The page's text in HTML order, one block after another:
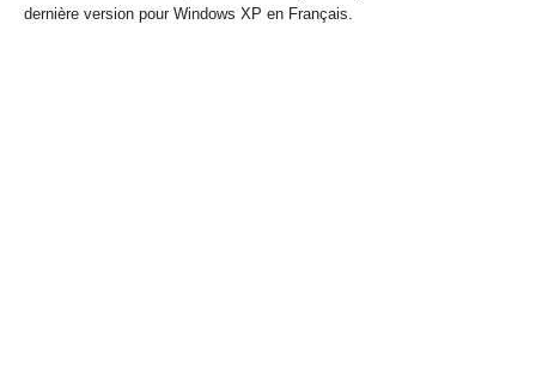
dernière version pour Windows XP en Français.